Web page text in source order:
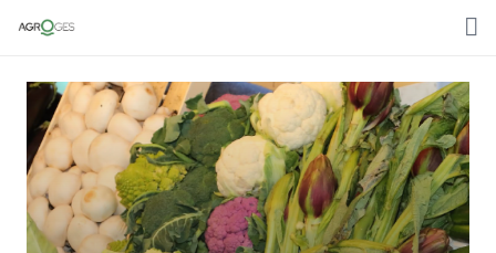
Home
Sobre nós
Media
Áreas de trabalho